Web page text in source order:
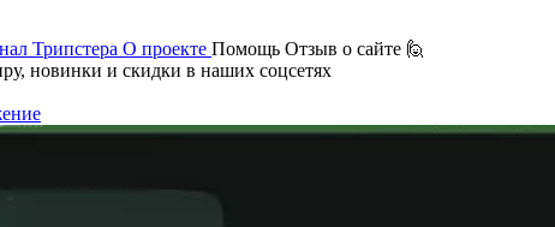
Трипстера О проекте Помощь Отзыв о сайте 🙋
новинки и скидки в наших соцсетях